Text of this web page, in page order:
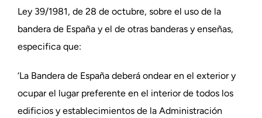
Ley 39/1981, de 28 de octubre, sobre el uso de la
bandera de España y el de otras banderas y enseñas,
especifica que:
‘La Bandera de España deberá ondear en el exterior y
ocupar el lugar preferente en el interior de todos los
edificios y establecimientos de la Administración